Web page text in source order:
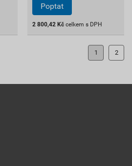
Poptat
2 800,42 Kč celkem s DPH
1 2